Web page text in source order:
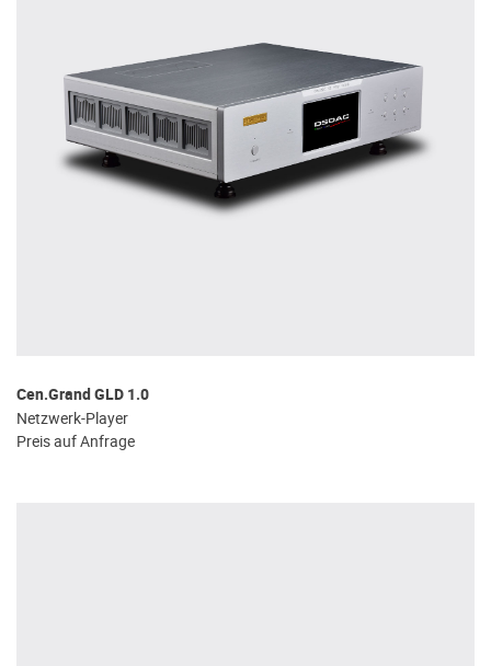
Cen.Grand GLD 1.0
Netzwerk-Player
Preis auf Anfrage